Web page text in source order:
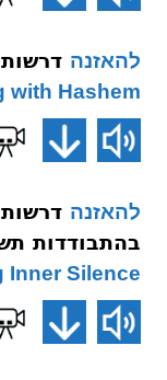
להאזנה דרשות 085 דיבור עם השם תשעג
with Hashem
להאזנה
בהתבודדות
Inner Silence